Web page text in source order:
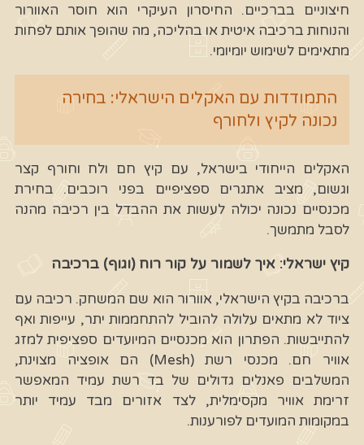
חיצוניים בברכיים. החיסרון העיקרי הוא חוסר האוורור
והנוחות ברכיבה איטית או בהליכה, מה שהופך אותם לפחות
מתאימים לשימוש יומיומי.
התמודדות עם האקלים הישראלי: בחירה
נכונה לקיץ ולחורף
האקלים הייחודי בישראל, עם קיץ חם ולח וחורף קצר
וגשום, מציב אתגרים ספציפיים בפני רוכבים. בחירת
מכנסיים נכונה יכולה לעשות את ההבדל בין רכיבה מהנה
לסבל מתמשך.
קיץ ישראלי: איך לשמור על קור רוח (וגוף) ברכיבה
ברכיבה בקיץ הישראלי, אוורור הוא שם המשחק. רכיבה עם
ציוד לא מתאים עלולה להוביל להתחממות יתר, עייפות ואף
להתייבשות. הפתרון הוא מכנסיים המיועדים ספציפית למזג
אוויר חם. מכנסי רשת (Mesh) הם אופציה מצוינת,
המשלבים פאנלים גדולים של בד רשת עמיד המאפשר
זרימת אוויר מקסימלית, לצד אזורים מבד עמיד יותר
במקומות המועדים לפורענות.